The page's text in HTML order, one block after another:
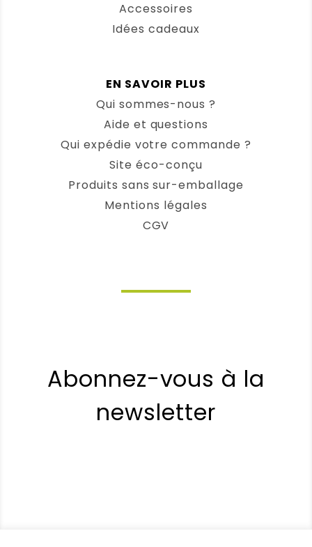
Accessoires
Idées cadeaux
EN SAVOIR PLUS
Qui sommes-nous ?
Aide et questions
Qui expédie votre commande ?
Site éco-conçu
Produits sans sur-emballage
Mentions légales
CGV
Abonnez-vous à la
newsletter